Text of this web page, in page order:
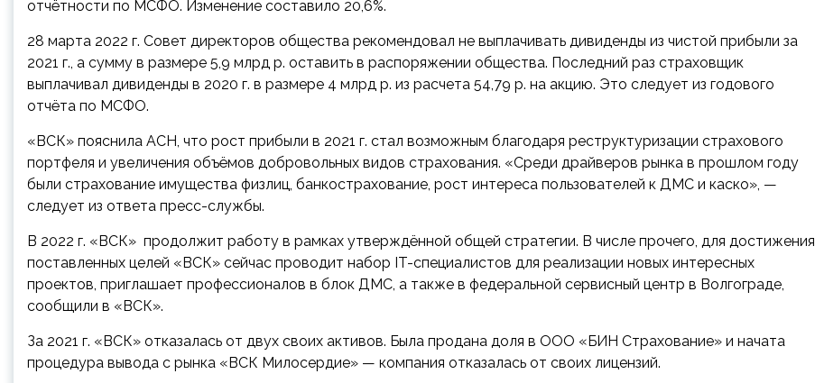
отчётности по МСФО. Изменение составило 20,6%.
28 марта 2022 г. Совет директоров общества рекомендовал не выплачивать дивиденды из чистой прибыли за
2021 г., а сумму в размере 5,9 млрд р. оставить в распоряжении общества. Последний раз страховщик
выплачивал дивиденды в 2020 г. в размере 4 млрд р. из расчета 54,79 р. на акцию. Это следует из годового
отчёта по МСФО.
«ВСК» пояснила АСН, что рост прибыли в 2021 г. стал возможным благодаря реструктуризации страхового
портфеля и увеличения объёмов добровольных видов страхования. «Среди драйверов рынка в прошлом году
были страхование имущества физлиц, банкострахование, рост интереса пользователей к ДМС и каско», —
следует из ответа пресс-службы.
В 2022 г. «ВСК» продолжит работу в рамках утверждённой общей стратегии. В числе прочего, для достижения
поставленных целей «ВСК» сейчас проводит набор IT-специалистов для реализации новых интересных
проектов, приглашает профессионалов в блок ДМС, а также в федеральной сервисный центр в Волгограде,
сообщили в «ВСК».
За 2021 г. «ВСК» отказалась от двух своих активов. Была продана доля в ООО «БИН Страхование» и начата
процедура вывода с рынка «ВСК Милосердие» — компания отказалась от своих лицензий.